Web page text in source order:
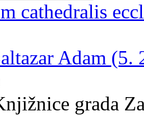
cathedralis
Adam (5.
grada